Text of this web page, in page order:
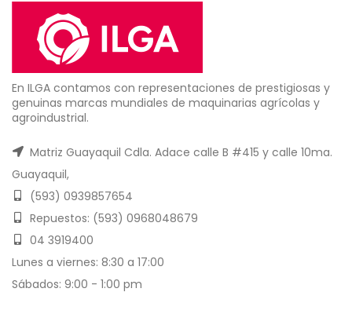
En ILGA contamos con representaciones de prestigiosas y
genuinas marcas mundiales de maquinarias agrícolas y
agroindustrial.
Matriz Guayaquil Cdla. Adace calle B #415 y calle 10ma.
Guayaquil,
(593) 0939857654
Repuestos: (593) 0968048679
04 3919400
Lunes a viernes: 8:30 a 17:00
Sábados: 9:00 - 1:00 pm